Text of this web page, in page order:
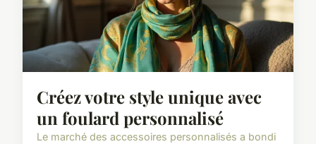
Créez votre style unique avec
un foulard personnalisé
Le marché des accessoires personnalisés a bondi